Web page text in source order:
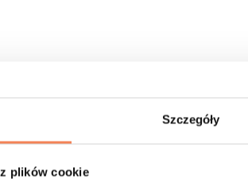
Szczegóły
plików cookie